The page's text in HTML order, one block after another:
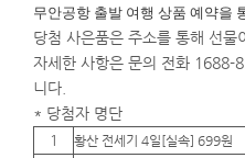
무안공항 출발 여행 상품 예약을
당첨 사은품은 주소를 통해 선물
자세한 사항은 문의 전화 1688-
니다.
* 당첨자 명단
1 황산 전세기 4일[실속] 699원